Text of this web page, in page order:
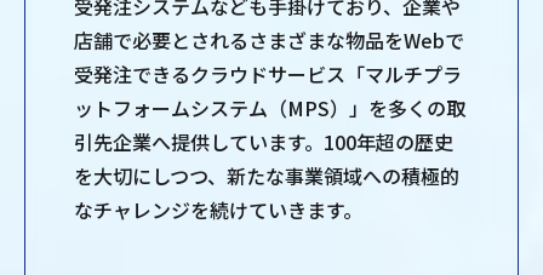
受発注システムなども手掛けており、企業や
店舗で必要とされるさまざまな物品をWebで
受発注できるクラウドサービス「マルチプラ
ットフォームシステム（MPS）」を多くの取
引先企業へ提供しています。100年超の歴史
を大切にしつつ、新たな事業領域への積極的
なチャレンジを続けていきます。